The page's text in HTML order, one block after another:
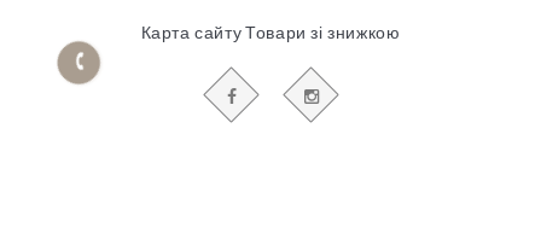
Карта сайту Товари зі знижкою